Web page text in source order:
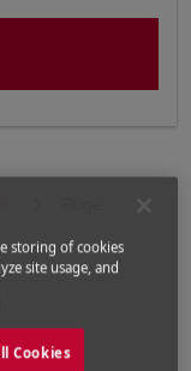
(Abflugort
storing of cookies
site usage, and
Cookies